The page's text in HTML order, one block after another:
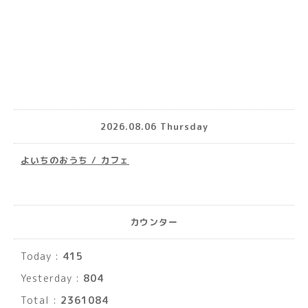
2026.08.06 Thursday
よいちのおうち / カフェ
カウンター
Today : 415
Yesterday : 804
Total : 2361084